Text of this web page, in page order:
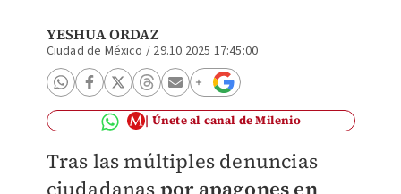
YESHUA ORDAZ
Ciudad de México / 29.10.2025 17:45:00
Únete al canal de Milenio
Tras las múltiples denuncias
ciudadanas por apagones en